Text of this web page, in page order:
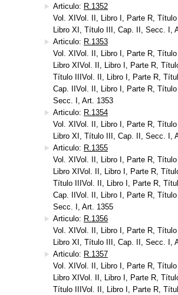
Articulo: R.1352
Vol. XIVol. II, Libro I, Parte R,
Libro XI, Título III, Cap. II, Secc. I,
Articulo: R.1353
Vol. XIVol. II, Libro I, Parte R,
Libro XIVol. II, Libro I, Parte R,
Título IIIVol. II, Libro I, Parte R,
Cap. IIVol. II, Libro I, Parte R,
Secc. I, Art. 1353
Articulo: R.1354
Vol. XIVol. II, Libro I, Parte R,
Libro XI, Título III, Cap. II, Secc. I,
Articulo: R.1355
Vol. XIVol. II, Libro I, Parte R,
Libro XIVol. II, Libro I, Parte R,
Título IIIVol. II, Libro I, Parte R,
Cap. IIVol. II, Libro I, Parte R,
Secc. I, Art. 1355
Articulo: R.1356
Vol. XIVol. II, Libro I, Parte R,
Libro XI, Título III, Cap. II, Secc. I,
Articulo: R.1357
Vol. XIVol. II, Libro I, Parte R,
Libro XIVol. II, Libro I, Parte R,
Título IIIVol. II, Libro I, Parte R,